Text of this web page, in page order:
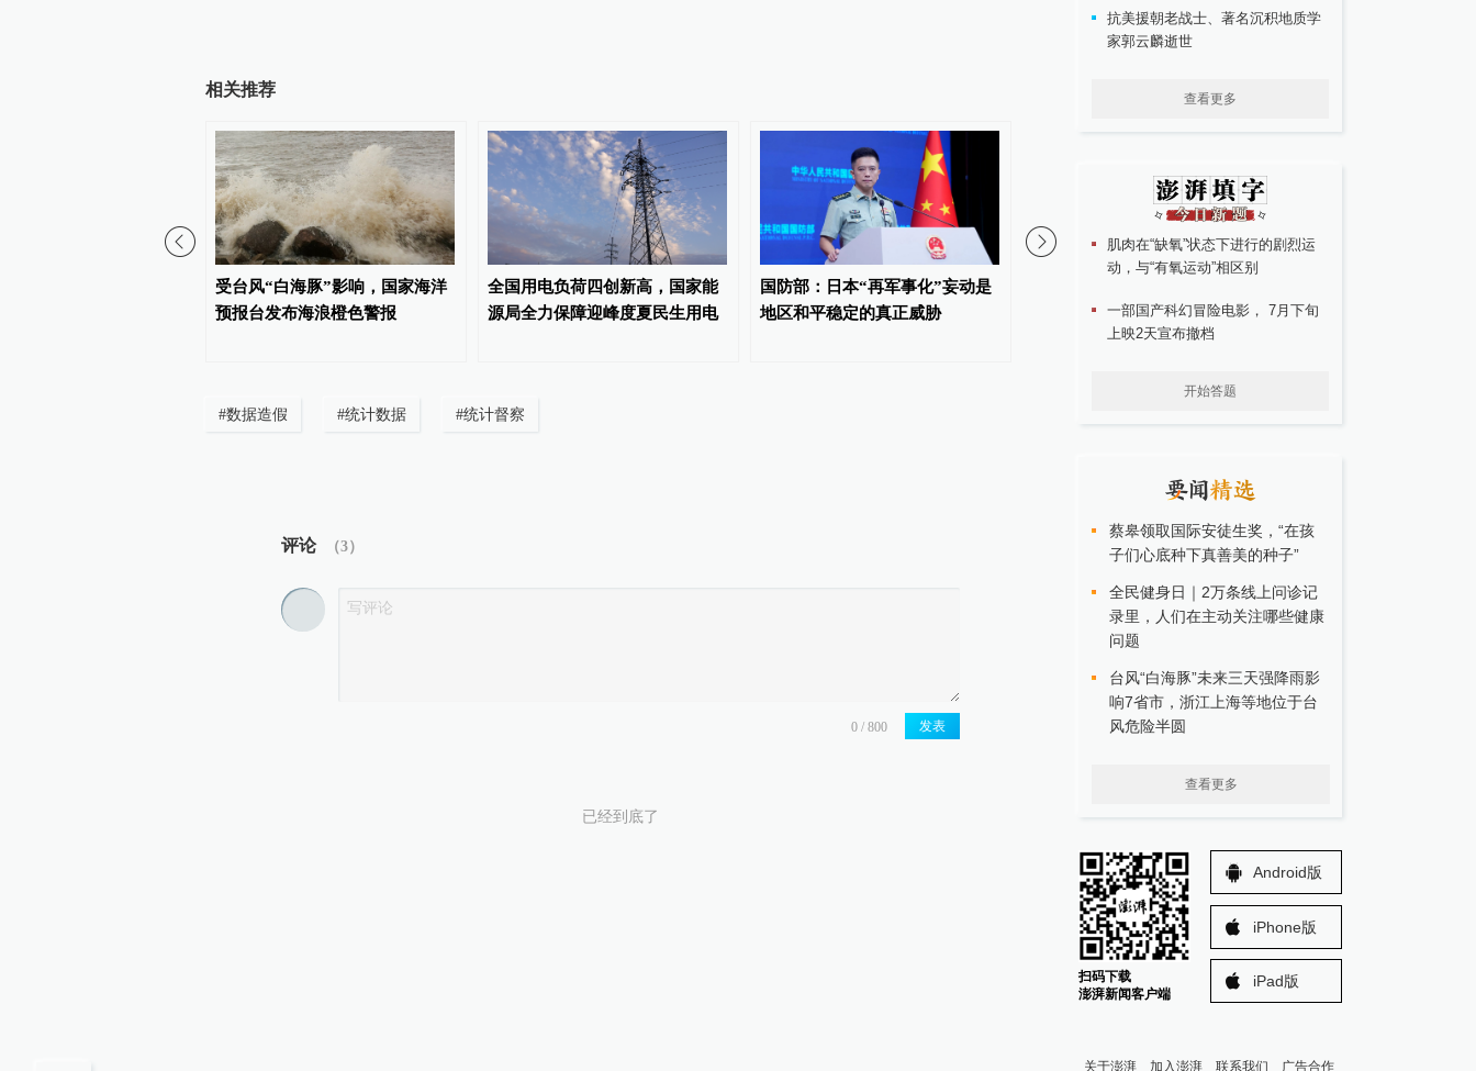
相关推荐
00:44
受台风“白海豚”影响，国家海洋
预报台发布海浪橙色警报
全国用电负荷四创新高，国家能
源局全力保障迎峰度夏民生用电
国防部：日本“再军事化”妄动是
地区和平稳定的真正威胁
00:44
，申通回应：立行立改、全力配
合各项调查
预报台发布海浪橙色警
#数据造假 #统计数据 #统计督察
评论 （3）
发表
已经到底了
抗美援朝老战士、著名沉积地质学
家郭云麟逝世
查看更多
肌肉在“缺氧”状态下进行的剧烈运
动，与“有氧运动”相区别
一部国产科幻冒险电影， 7月下旬
上映2天宣布撤档
开始答题
蔡皋领取国际安徒生奖，“在孩
子们心底种下真善美的种子”
全民健身日｜2万条线上问诊记
录里，人们在主动关注哪些健康
问题
台风“白海豚”未来三天强降雨影
响7省市，浙江上海等地位于台
风危险半圆
查看更多
扫码下载
澎湃新闻客户端
Android版
iPhone版
iPad版
关于澎湃 加入澎湃 联系我们 广告合作